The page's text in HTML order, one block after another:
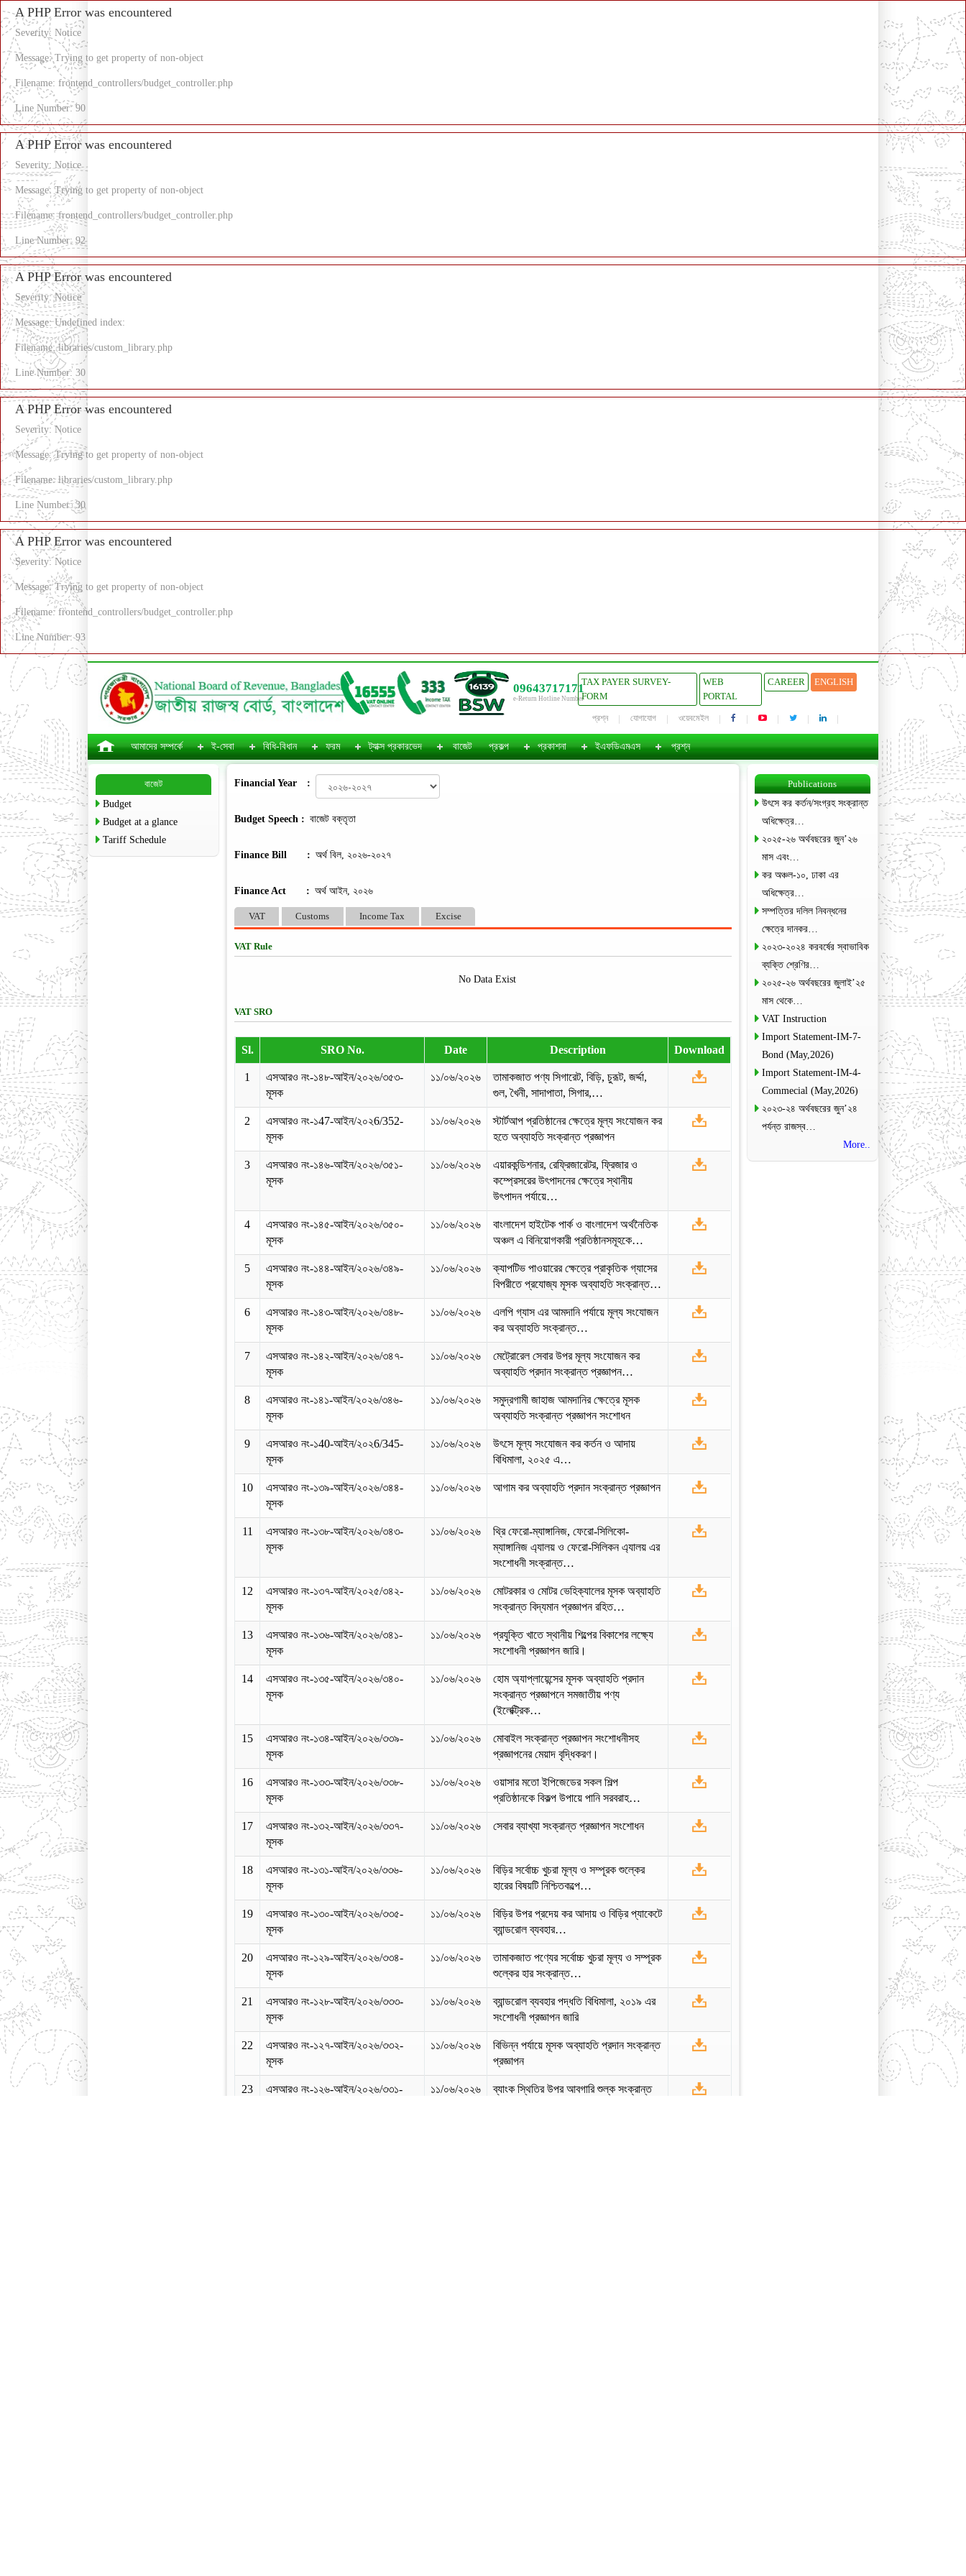
A PHP Error was encountered
Severity: Notice
Message: Trying to get property of non-object
Filename: frontend_controllers/budget_controller.php
Line Number: 90
A PHP Error was encountered
Severity: Notice
Message: Trying to get property of non-object
Filename: frontend_controllers/budget_controller.php
Line Number: 92
A PHP Error was encountered
Severity: Notice
Message: Undefined index:
Filename: libraries/custom_library.php
Line Number: 30
A PHP Error was encountered
Severity: Notice
Message: Trying to get property of non-object
Filename: libraries/custom_library.php
Line Number: 30
A PHP Error was encountered
Severity: Notice
Message: Trying to get property of non-object
Filename: frontend_controllers/budget_controller.php
Line Number: 93
09643717171
e-Return Hotline Number
TAX PAYER SURVEY-
FORM
WEB
PORTAL
CAREER ENGLISH
প্রশ্ন যোগাযোগ ওয়েবমেইল
আমাদের সম্পর্কে ই-সেবা বিধি-বিধান ফরম ট্যাক্স প্রকারভেদ বাজেট প্রকল্প প্রকাশনা ইএফডিএমএস প্রশ্ন
বাজেট
Budget
Budget at a glance
Tariff Schedule
Financial Year :
Budget Speech : বাজেট বক্তৃতা
Finance Bill : অর্থ বিল, ২০২৬-২০২৭
Finance Act : অর্থ আইন, ২০২৬
VAT
VAT Rule
No Data Exist
VAT SRO
Sl. SRO No. Date Description Download
1
এসআরও নং-১৪৮-আইন/২০২৬/৩৫৩-
মূসক
১১/০৬/২০২৬
তামাকজাত পণ্য সিগারেট, বিড়ি, চুরূট, জর্দ্দা,
গুল, খৈনী, সাদাপাতা, সিগার,…
2
এসআরও নং-১47-আইন/২০২6/352-
মূসক
১১/০৬/২০২৬
স্টার্টআপ প্রতিষ্ঠানের ক্ষেত্রে মূল্য সংযোজন কর
হতে অব্যাহতি সংক্রান্ত প্রজ্ঞাপন
3
এসআরও নং-১৪৬-আইন/২০২৬/৩৫১-
মূসক
১১/০৬/২০২৬
এয়ারকন্ডিশনার, রেফ্রিজারেটর, ফ্রিজার ও
কম্প্রেসরের উৎপাদনের ক্ষেত্রে স্থানীয়
উৎপাদন পর্যায়ে…
4
এসআরও নং-১৪৫-আইন/২০২৬/৩৫০-
মূসক
১১/০৬/২০২৬
বাংলাদেশ হাইটেক পার্ক ও বাংলাদেশ অর্থনৈতিক
অঞ্চল এ বিনিয়োগকারী প্রতিষ্ঠানসমূহকে…
5
এসআরও নং-১৪৪-আইন/২০২৬/৩৪৯-
মূসক
১১/০৬/২০২৬
ক্যাপটিভ পাওয়ারের ক্ষেত্রে প্রাকৃতিক গ্যাসের
বিপরীতে প্রযোজ্য মূসক অব্যাহতি সংক্রান্ত…
6
এসআরও নং-১৪৩-আইন/২০২৬/৩৪৮-
মূসক
১১/০৬/২০২৬
এলপি গ্যাস এর আমদানি পর্যায়ে মূল্য সংযোজন
কর অব্যাহতি সংক্রান্ত…
7
এসআরও নং-১৪২-আইন/২০২৬/৩৪৭-
মূসক
১১/০৬/২০২৬
মেট্রোরেল সেবার উপর মূল্য সংযোজন কর
অব্যাহতি প্রদান সংক্রান্ত প্রজ্ঞাপন…
8
এসআরও নং-১৪১-আইন/২০২৬/৩৪৬-
মূসক
১১/০৬/২০২৬
সমুদ্রগামী জাহাজ আমদানির ক্ষেত্রে মূসক
অব্যাহতি সংক্রান্ত প্রজ্ঞাপন সংশোধন
9
এসআরও নং-১40-আইন/২০২6/345-
মূসক
১১/০৬/২০২৬
উৎসে মূল্য সংযোজন কর কর্তন ও আদায়
বিধিমালা, ২০২৫ এ…
10
এসআরও নং-১৩৯-আইন/২০২৬/৩৪৪-
মূসক
১১/০৬/২০২৬ আগাম কর অব্যাহতি প্রদান সংক্রান্ত প্রজ্ঞাপন
11
এসআরও নং-১৩৮-আইন/২০২৬/৩৪৩-
মূসক
১১/০৬/২০২৬
থ্রি ফেরো-ম্যাঙ্গানিজ, ফেরো-সিলিকো-
ম্যাঙ্গানিজ এ্যালয় ও ফেরো-সিলিকন এ্যালয় এর
সংশোধনী সংক্রান্ত…
12
এসআরও নং-১৩৭-আইন/২০২৫/৩৪২-
মূসক
১১/০৬/২০২৬
মোটরকার ও মোটর ভেহিক্যালের মূসক অব্যাহতি
সংক্রান্ত বিদ্যমান প্রজ্ঞাপন রহিত…
13
এসআরও নং-১৩৬-আইন/২০২৬/৩৪১-
মূসক
১১/০৬/২০২৬
প্রযুক্তি খাতে স্থানীয় শিল্পের বিকাশের লক্ষ্যে
সংশোধনী প্রজ্ঞাপন জারি।
14
এসআরও নং-১৩৫-আইন/২০২৬/৩৪০-
মূসক
১১/০৬/২০২৬
হোম অ্যাপ্লায়েন্সের মূসক অব্যাহতি প্রদান
সংক্রান্ত প্রজ্ঞাপনে সমজাতীয় পণ্য
(ইলেক্ট্রিক…
15
এসআরও নং-১৩৪-আইন/২০২৬/৩৩৯-
মূসক
১১/০৬/২০২৬
মোবাইল সংক্রান্ত প্রজ্ঞাপন সংশোধনীসহ
প্রজ্ঞাপনের মেয়াদ বৃদ্ধিকরণ।
16
এসআরও নং-১৩৩-আইন/২০২৬/৩৩৮-
মূসক
১১/০৬/২০২৬
ওয়াসার মতো ইপিজেডের সকল শিল্প
প্রতিষ্ঠানকে বিকল্প উপায়ে পানি সরবরাহ…
17
এসআরও নং-১৩২-আইন/২০২৬/৩৩৭-
মূসক
১১/০৬/২০২৬ সেবার ব্যাখ্যা সংক্রান্ত প্রজ্ঞাপন সংশোধন
18
এসআরও নং-১৩১-আইন/২০২৬/৩৩৬-
মূসক
১১/০৬/২০২৬
বিড়ির সর্বোচ্চ খুচরা মূল্য ও সম্পূরক শুল্কের
হারের বিষয়টি নিশ্চিতকল্পে…
19
এসআরও নং-১৩০-আইন/২০২৬/৩৩৫-
মূসক
১১/০৬/২০২৬
বিড়ির উপর প্রদেয় কর আদায় ও বিড়ির প্যাকেটে
ব্যান্ডরোল ব্যবহার…
20
এসআরও নং-১২৯-আইন/২০২৬/৩৩৪-
মূসক
১১/০৬/২০২৬
তামাকজাত পণ্যের সর্বোচ্চ খুচরা মূল্য ও সম্পূরক
শুল্কের হার সংক্রান্ত…
21
এসআরও নং-১২৮-আইন/২০২৬/৩৩৩-
মূসক
১১/০৬/২০২৬
ব্যান্ডরোল ব্যবহার পদ্ধতি বিধিমালা, ২০১৯ এর
সংশোধনী প্রজ্ঞাপন জারি
22
এসআরও নং-১২৭-আইন/২০২৬/৩৩২-
মূসক
১১/০৬/২০২৬
বিভিন্ন পর্যায়ে মূসক অব্যাহতি প্রদান সংক্রান্ত
প্রজ্ঞাপন
23
এসআরও নং-১২৬-আইন/২০২৬/৩৩১-
১১/০৬/২০২৬
ব্যাংক স্থিতির উপর আবগারি শুল্ক সংক্রান্ত
Customs Income Tax Excise
Publications
উৎসে কর কর্তন/সংগ্রহ সংক্রান্ত
অধিক্ষেত্র…
২০২৫-২৬ অর্থবছরের জুন’২৬
মাস এবং…
কর অঞ্চল-১০, ঢাকা এর
অধিক্ষেত্র…
সম্পত্তির দলিল নিবন্ধনের
ক্ষেত্রে দানকর…
২০২৩-২০২৪ করবর্ষের স্বাভাবিক
ব্যক্তি শ্রেণির…
২০২৫-২৬ অর্থবছরের জুলাই’২৫
মাস থেকে…
VAT Instruction
Import Statement-IM-7-
Bond (May,2026)
Import Statement-IM-4-
Commecial (May,2026)
২০২৩-২৪ অর্থবছরের জুন’২৪
পর্যন্ত রাজস্ব…
More..